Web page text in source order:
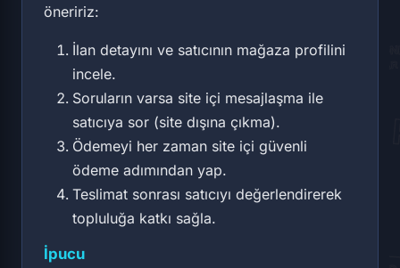
öneririz:
İlan detayını ve satıcının mağaza profilini
incele.
Soruların varsa site içi mesajlaşma ile
satıcıya sor (site dışına çıkma).
Ödemeyi her zaman site içi güvenli
ödeme adımından yap.
Teslimat sonrası satıcıyı değerlendirerek
topluluğa katkı sağla.
İpucu